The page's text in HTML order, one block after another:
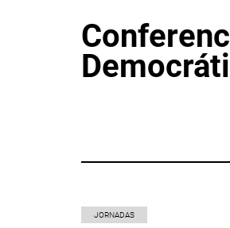
JORNADAS